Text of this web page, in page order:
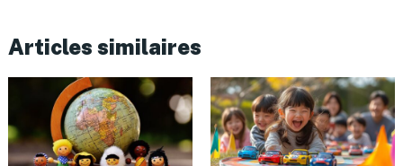
Articles similaires